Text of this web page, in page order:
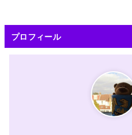
プロフィール